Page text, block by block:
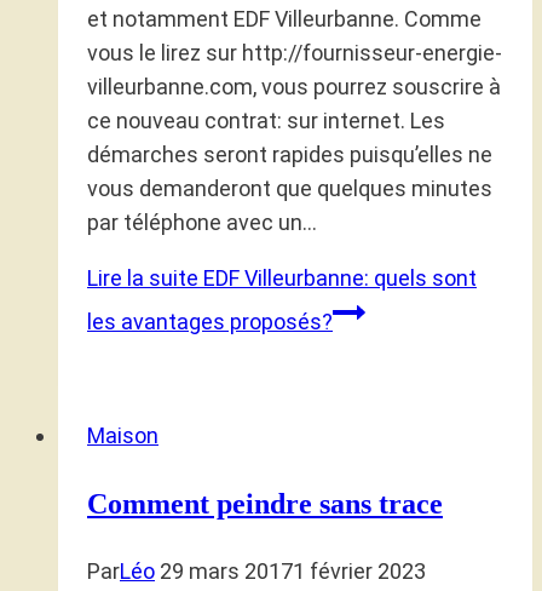
et notamment EDF Villeurbanne. Comme
vous le lirez sur http://fournisseur-energie-
villeurbanne.com, vous pourrez souscrire à
ce nouveau contrat: sur internet. Les
démarches seront rapides puisqu’elles ne
vous demanderont que quelques minutes
par téléphone avec un…
Lire la suite EDF Villeurbanne: quels sont
les avantages proposés?
Maison
Comment peindre sans trace
ParLéo 29 mars 20171 février 2023